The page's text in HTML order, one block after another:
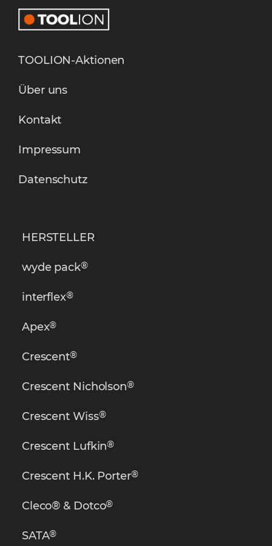
TOOLION-Aktionen
Über uns
Kontakt
Impressum
Datenschutz
HERSTELLER
wyde pack®
interflex®
Apex®
Crescent®
Crescent Nicholson®
Crescent Wiss®
Crescent Lufkin®
Crescent H.K. Porter®
Cleco® & Dotco®
SATA®